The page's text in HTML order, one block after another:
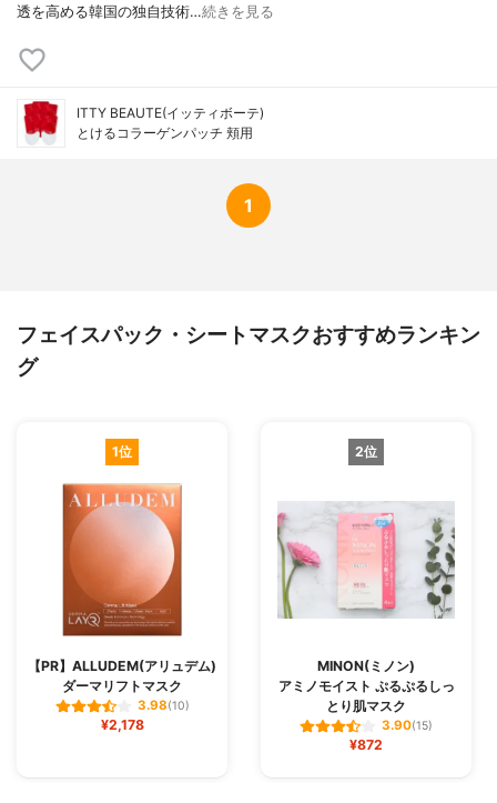
透を高める韓国の独自技術…続きを見る
ITTY BEAUTE(イッティボーテ)
とけるコラーゲンパッチ 頬用
1
フェイスパック・シートマスクおすすめランキン
グ
1位
【PR】ALLUDEM(アリュデム)
ダーマリフトマスク
3.98(10)
¥2,178
2位
MINON(ミノン)
アミノモイスト ぷるぷるしっ
とり肌マスク
3.90(15)
¥872